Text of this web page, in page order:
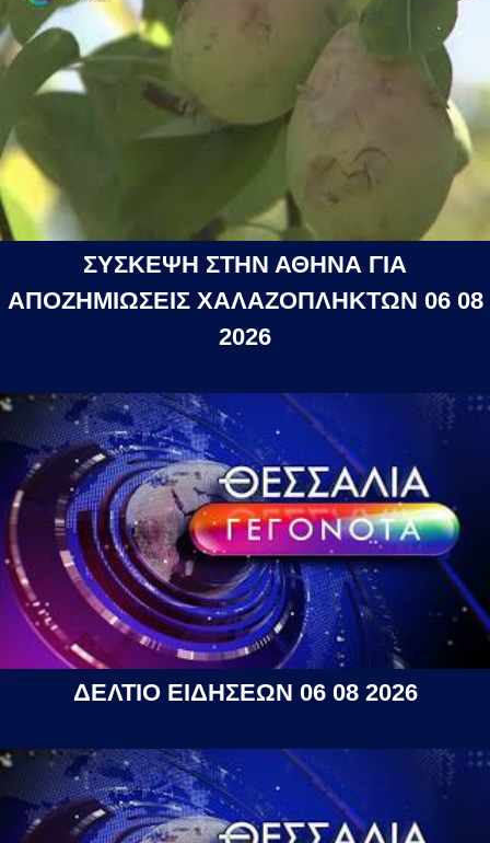
ΣΥΣΚΕΨΗ ΣΤΗΝ ΑΘΗΝΑ ΓΙΑ
ΑΠΟΖΗΜΙΩΣΕΙΣ ΧΑΛΑΖΟΠΛΗΚΤΩΝ 06 08
2026
ΔΕΛΤΙΟ ΕΙΔΗΣΕΩΝ 06 08 2026